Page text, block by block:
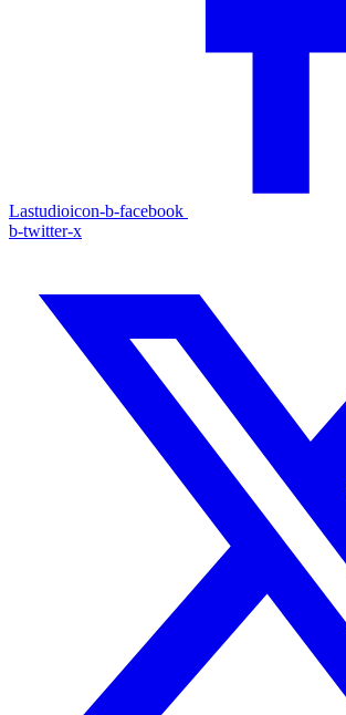
Lastudioicon-b-facebook
b-twitter-x